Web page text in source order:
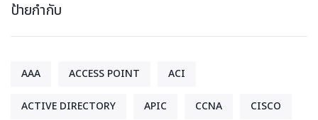
ป้ายกำกับ
AAA ACCESS POINT ACI
ACTIVE DIRECTORY APIC CCNA CISCO